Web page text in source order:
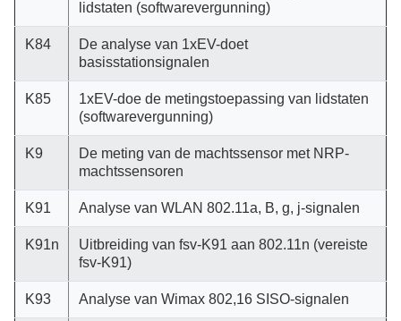
lidstaten (softwarevergunning)
K84
De analyse van 1xEV-doet
basisstationsignalen
K85
1xEV-doe de metingstoepassing van lidstaten
(softwarevergunning)
K9
De meting van de machtssensor met NRP-
machtssensoren
K91 Analyse van WLAN 802.11a, B, g, j-signalen
K91n
Uitbreiding van fsv-K91 aan 802.11n (vereiste
fsv-K91)
K93 Analyse van Wimax 802,16 SISO-signalen